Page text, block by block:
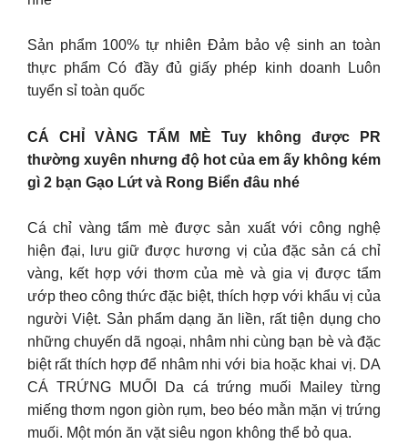
Sản phẩm 100% tự nhiên Đảm bảo vệ sinh an toàn
thực phẩm Có đầy đủ giấy phép kinh doanh Luôn
tuyển sỉ toàn quốc
CÁ CHỈ VÀNG TẨM MÈ Tuy không được PR
thường xuyên nhưng độ hot của em ấy không kém
gì 2 bạn Gạo Lứt và Rong Biển đâu nhé
Cá chỉ vàng tẩm mè được sản xuất với công nghệ
hiện đại, lưu giữ được hương vị của đặc sản cá chỉ
vàng, kết hợp với thơm của mè và gia vị được tẩm
ướp theo công thức đặc biệt, thích hợp với khẩu vị của
người Việt. Sản phẩm dạng ăn liền, rất tiện dụng cho
những chuyến dã ngoại, nhâm nhi cùng bạn bè và đặc
biệt rất thích hợp để nhâm nhi với bia hoặc khai vị. DA
CÁ TRỨNG MUỐI Da cá trứng muối Mailey từng
miếng thơm ngon giòn rụm, beo béo mằn mặn vị trứng
muối. Một món ăn vặt siêu ngon không thể bỏ qua.